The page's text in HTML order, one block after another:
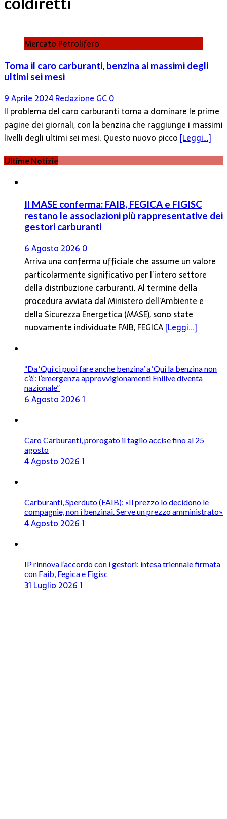
Mercato Petrolifero
Torna il caro carburanti, benzina ai massimi degli
ultimi sei mesi
9 Aprile 2024Redazione GC0
Il problema del caro carburanti torna a dominare le prime
pagine dei giornali, con la benzina che raggiunge i massimi
livelli degli ultimi sei mesi. Questo nuovo picco [Leggi…]
Ultime Notizie
Il MASE conferma: FAIB, FEGICA e FIGISC
restano le associazioni più rappresentative dei
gestori carburanti
6 Agosto 20260
Arriva una conferma ufficiale che assume un valore
particolarmente significativo per l’intero settore
della distribuzione carburanti. Al termine della
procedura avviata dal Ministero dell’Ambiente e
della Sicurezza Energetica (MASE), sono state
nuovamente individuate FAIB, FEGICA[Leggi...]
“Da ‘Qui ci puoi fare anche benzina’ a ‘Qui la benzina non
c’è’: l’emergenza approvvigionamenti Enilive diventa
nazionale”
6 Agosto 20261
Caro Carburanti, prorogato il taglio accise fino al 25
agosto
4 Agosto 20261
Carburanti, Sperduto (FAIB): «Il prezzo lo decidono le
compagnie, non i benzinai. Serve un prezzo amministrato»
4 Agosto 20261
IP rinnova l’accordo con i gestori: intesa triennale firmata
con Faib, Fegica e Figisc
31 Luglio 20261